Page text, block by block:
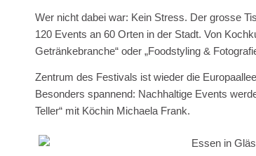
Wer nicht dabei war: Kein Stress. Der grosse
120 Events an 60 Orten in der Stadt. Von
Getränkebranche“ oder „Foodstyling &
Zentrum des Festivals ist wieder die
Besonders spannend: Nachhaltige Events
Teller“ mit Köchin Michaela Frank.